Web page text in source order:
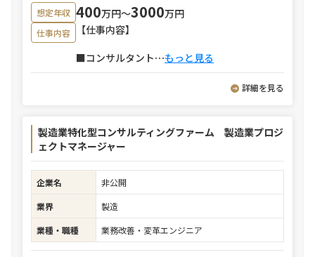
想定年収 400万円〜3000万円
仕事内容
【仕事内容】
■コンサルタント⋯もっと見る
詳細を見る
製造業特化型コンサルティングファーム 製造業プロジ
ェクトマネージャー
企業名
非公開
業界
製造
業種・職種
業務改善・変革エンジニア